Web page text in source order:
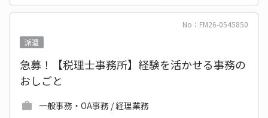
No：FM26-0545850
派遣
急募！【税理士事務所】経験を活かせる事務の
おしごと
一般事務・OA事務 / 経理業務